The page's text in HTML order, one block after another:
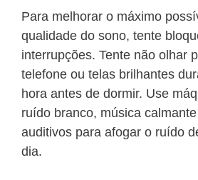
Para melhorar o máximo
qualidade do sono, tente
interrupções. Tente não olhar
telefone ou telas brilhantes
hora antes de dormir. Use
ruído branco, música
auditivos para afogar o ruído
dia.